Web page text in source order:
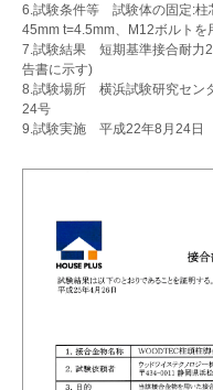
6.試験条件等 試験体の固定:柱
45mm t=4.5mm、M12ボルトを
7.試験結果 短期基準接合耐力
告書に示す)
8.試験場所 横浜試験研究セン
24号
9.試験実施 平成22年8月24日